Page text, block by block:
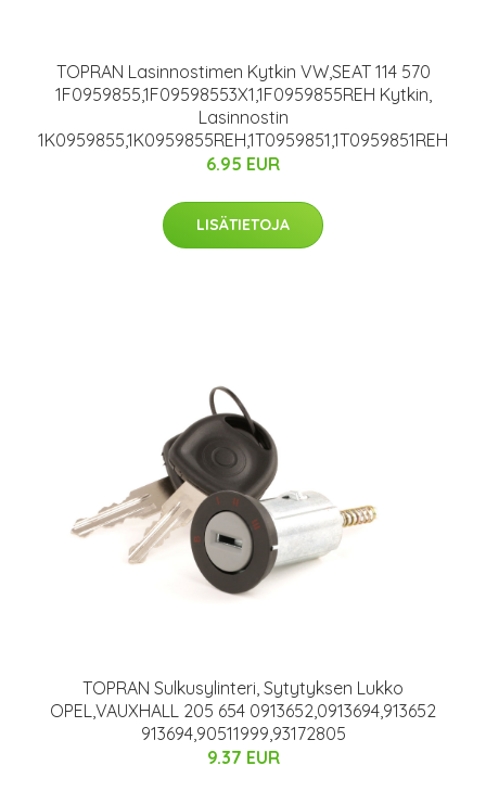
TOPRAN Lasinnostimen Kytkin VW,SEAT 114 570
1F0959855,1F09598553X1,1F0959855REH Kytkin,
Lasinnostin
1K0959855,1K0959855REH,1T0959851,1T0959851REH
6.95 EUR
LISÄTIETOJA
TOPRAN Sulkusylinteri, Sytytyksen Lukko
OPEL,VAUXHALL 205 654 0913652,0913694,913652
913694,90511999,93172805
9.37 EUR